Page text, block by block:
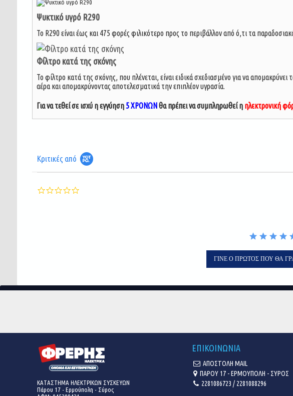
Ψυκτικό υγρό R290
Το R290 είναι έως και 475 φορές φιλικότερο προς το περιβάλλον από ό,τι τα
Φίλτρο κατά της σκόνης
Το φίλτρο κατά της σκόνης, που πλένεται, είναι ειδικά σχεδιασμένο για να
αέρα και απομακρύνοντας αποτελεσματικά την επιπλέον υγρασία.
Για να τεθεί σε ισχύ η εγγύηση5 ΧΡΟΝΩΝθα πρέπει να συμπληρωθεί η ηλεκτρονική
Κριτικές από
0.0
ΓΊΝΕ Ο ΠΡΏΤΟΣ ΠΟΥ ΘΑ
ΚΑΤΑΣΤΗΜΑ ΗΛΕΚΤΡΙΚΩΝ ΣΥΣΚΕΥΩΝ
Πάρου 17 - Ερμούπολη - Σύρος
ΕΠΙΚΟΙΝΩΝΙΑ
ΑΠΟΣΤΟΛΗ MAIL
ΠΑΡΟΥ 17 - ΕΡΜΟΥΠΟΛΗ - ΣΥΡΟΣ
2281086723 / 2281088296